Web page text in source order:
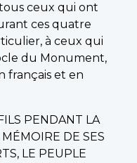
ceux qui ont
ces quatre
à ceux qui
du Monument,
français et en
PENDANT LA
DE SES
LE PEUPLE